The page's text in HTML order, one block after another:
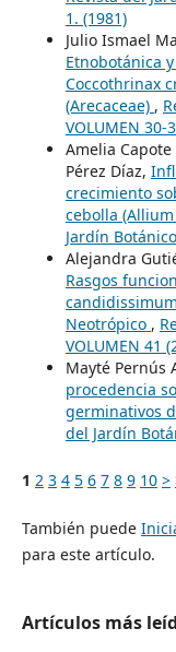
1. (1981)
Julio Ismael
Etnobotánica
Coccothrinax
(Arecaceae) ,
VOLUMEN 30-
Amelia
Pérez Díaz,
crecimiento
cebolla (Allium
Jardín
Alejandra
Rasgos
Neotrópico ,
VOLUMEN 41
Mayté Pernús
procedencia
germinativos
del Jardín
1 2 3 4 5 6 7 8 9 10 >
También puede
para este artículo.
Artículos más